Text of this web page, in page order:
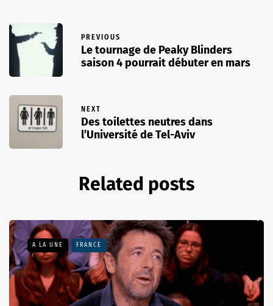
PREVIOUS
Le tournage de Peaky Blinders
saison 4 pourrait débuter en mars
NEXT
Des toilettes neutres dans
l’Université de Tel-Aviv
Related posts
A LA UNE FRANCE